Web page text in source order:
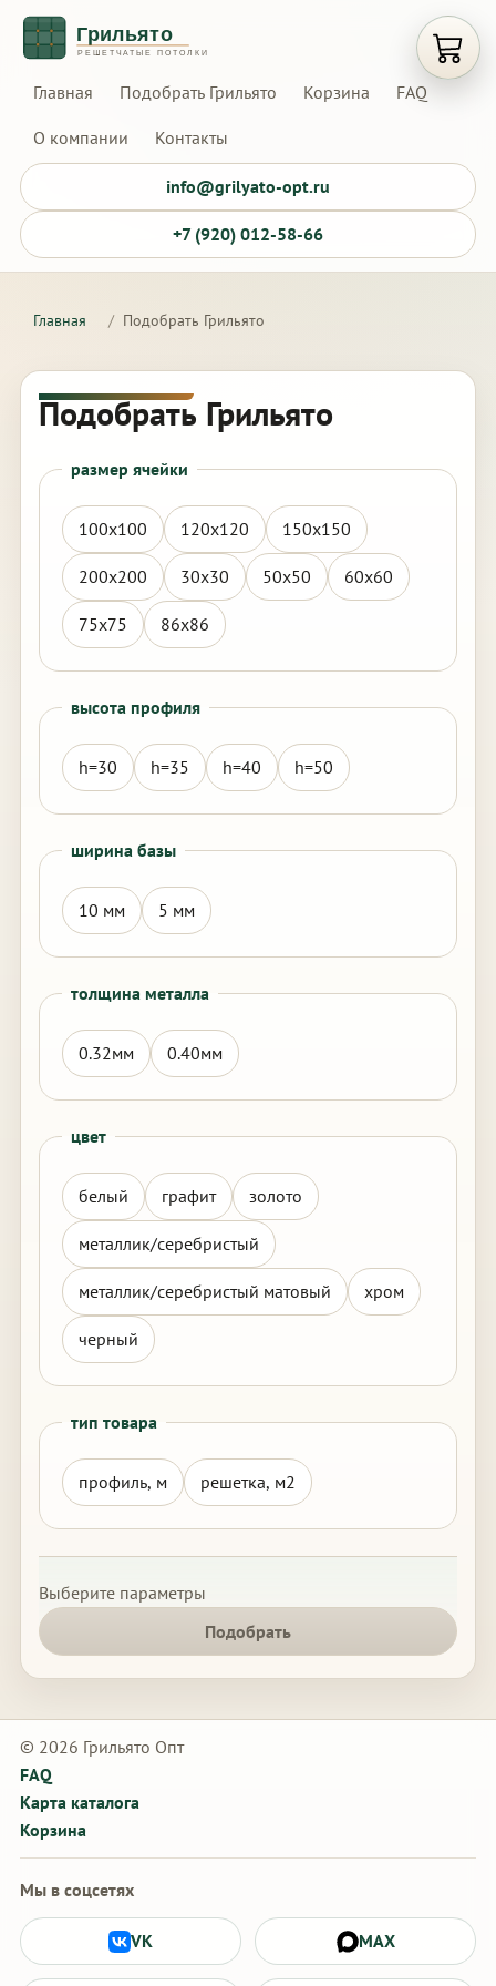
Главная Подобрать Грильято Корзина FAQ
О компании Контакты
info@grilyato-opt.ru
+7 (920) 012-58-66
Главная / Подобрать Грильято
Подобрать Грильято
размер ячейки
100х100 120х120 150х150
200х200 30х30 50х50 60х60
75х75 86х86
высота профиля
h=30 h=35 h=40 h=50
ширина базы
10 мм 5 мм
толщина металла
0.32мм 0.40мм
цвет
белый графит золото
металлик/серебристый
металлик/серебристый матовый хром
черный
тип товара
профиль, м решетка, м2
Выберите параметры
Подобрать
© 2026 Грильято Опт
FAQ
Карта каталога
Корзина
Мы в соцсетях
VK MAX